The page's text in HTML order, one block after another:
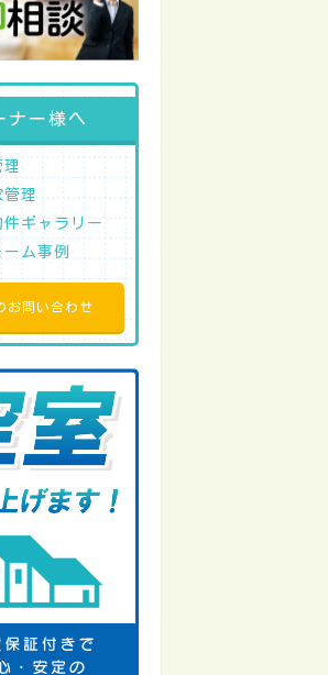
ナー様へ
理
管理
件ギャラリー
ーム事例
お問い合わせ